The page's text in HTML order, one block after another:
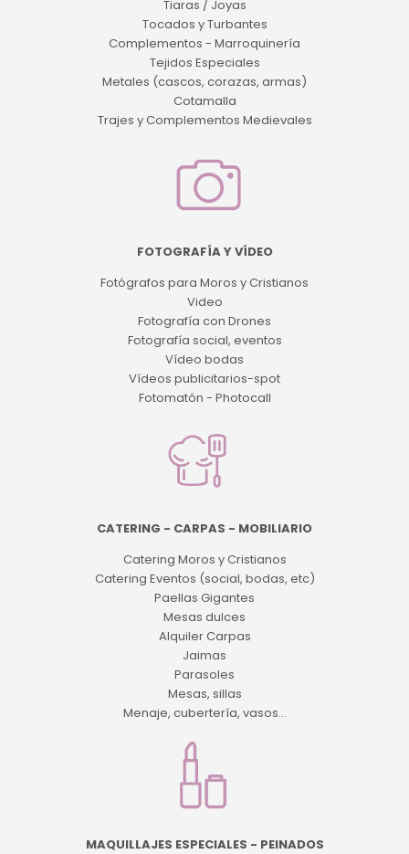
Tiaras / Joyas
Tocados y Turbantes
Complementos - Marroquinería
Tejidos Especiales
Metales (cascos, corazas, armas)
Cotamalla
Trajes y Complementos Medievales
FOTOGRAFÍA Y VÍDEO
Fotógrafos para Moros y Cristianos
Video
Fotografía con Drones
Fotografía social, eventos
Vídeo bodas
Vídeos publicitarios-spot
Fotomatón - Photocall
CATERING - CARPAS - MOBILIARIO
Catering Moros y Cristianos
Catering Eventos (social, bodas, etc)
Paellas Gigantes
Mesas dulces
Alquiler Carpas
Jaimas
Parasoles
Mesas, sillas
Menaje, cubertería, vasos...
MAQUILLAJES ESPECIALES - PEINADOS